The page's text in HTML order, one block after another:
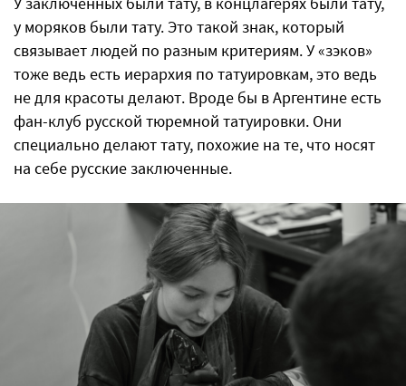
у моряков были тату. Это такой знак, который
связывает людей по разным критериям. У «зэков»
тоже ведь есть иерархия по татуировкам, это ведь
не для красоты делают. Вроде бы в Аргентине есть
фан-клуб русской тюремной татуировки. Они
специально делают тату, похожие на те, что носят
на себе русские заключенные.